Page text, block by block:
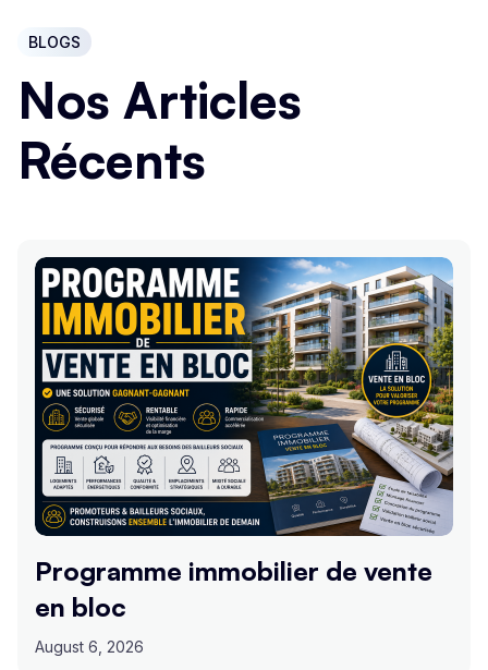
BLOGS
Nos Articles
Récents
Programme immobilier de vente
en bloc
August 6, 2026